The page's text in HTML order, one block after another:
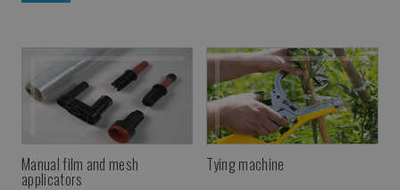
Manual film and mesh
applicators
Tying machine